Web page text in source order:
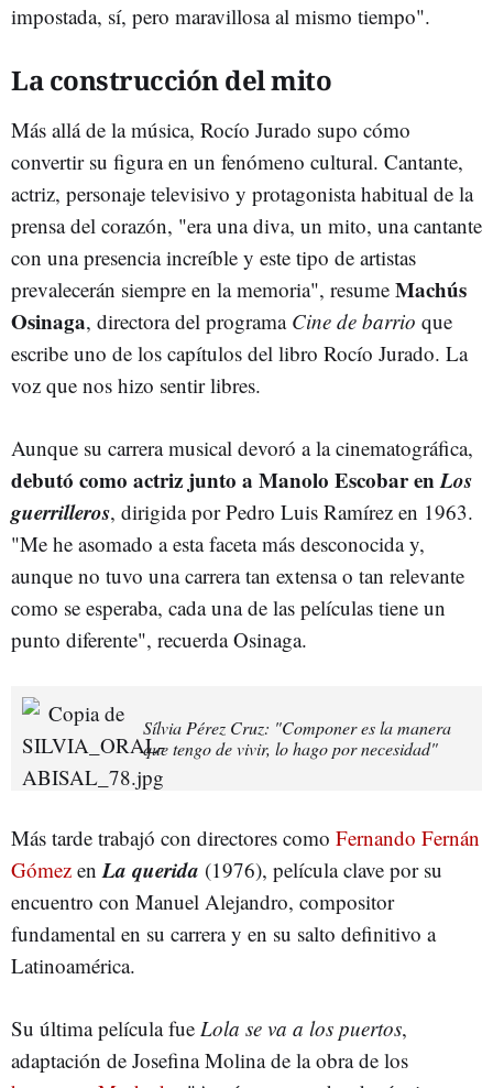
impostada, sí, pero maravillosa al mismo tiempo".
La construcción del mito
Más allá de la música, Rocío Jurado supo cómo
convertir su figura en un fenómeno cultural. Cantante,
actriz, personaje televisivo y protagonista habitual de la
prensa del corazón, "era una diva, un mito, una cantante
con una presencia increíble y este tipo de artistas
prevalecerán siempre en la memoria", resume Machús
Osinaga, directora del programa Cine de barrio que
escribe uno de los capítulos del libro Rocío Jurado. La
voz que nos hizo sentir libres.
Aunque su carrera musical devoró a la cinematográfica,
debutó como actriz junto a Manolo Escobar enLos
guerrilleros, dirigida por Pedro Luis Ramírez en 1963.
"Me he asomado a esta faceta más desconocida y,
aunque no tuvo una carrera tan extensa o tan relevante
como se esperaba, cada una de las películas tiene un
punto diferente", recuerda Osinaga.
Sílvia Pérez Cruz: "Componer es la manera
que tengo de vivir, lo hago por necesidad"
Más tarde trabajó con directores como Fernando Fernán
Gómez en La querida (1976), película clave por su
encuentro con Manuel Alejandro, compositor
fundamental en su carrera y en su salto definitivo a
Latinoamérica.
Su última película fue Lola se va a los puertos,
adaptación de Josefina Molina de la obra de los